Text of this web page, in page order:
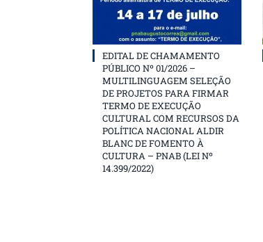
EDITAL DE CHAMAMENTO
PÚBLICO Nº 01/2026 –
MULTILINGUAGEM SELEÇÃO
DE PROJETOS PARA FIRMAR
TERMO DE EXECUÇÃO
CULTURAL COM RECURSOS DA
POLÍTICA NACIONAL ALDIR
BLANC DE FOMENTO À
CULTURA – PNAB (LEI Nº
14.399/2022)